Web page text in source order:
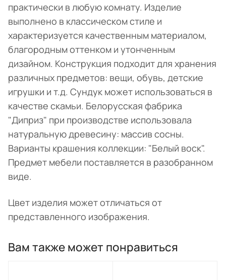
практически в любую комнату. Изделие
выполнено в классическом стиле и
характеризуется качественным материалом,
благородным оттенком и утонченным
дизайном. Конструкция подходит для хранения
различных предметов: вещи, обувь, детские
игрушки и т.д. Сундук может использоваться в
качестве скамьи. Белорусская фабрика
"Диприз" при производстве использовала
натуральную древесину: массив сосны.
Варианты крашения коллекции: "Белый воск".
Предмет мебели поставляется в разобранном
виде.
Цвет изделия может отличаться от
представленного изображения.
Вам также может понравиться